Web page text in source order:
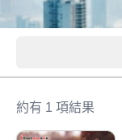
約有 1 項結果